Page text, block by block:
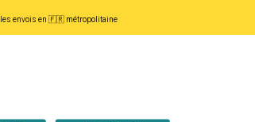
les envois en 🇫🇷 métropolitaine